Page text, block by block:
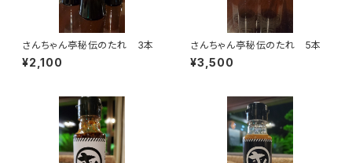
さんちゃん亭秘伝のたれ 3本
¥2,100
さんちゃん亭秘伝のたれ 5本
¥3,500